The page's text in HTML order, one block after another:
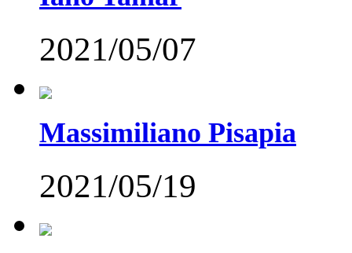
2021/05/07
Massimiliano Pisapia
2021/05/19